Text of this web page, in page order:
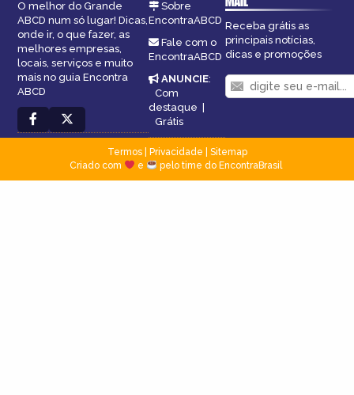
O melhor do Grande
ABCD num só lugar! Dicas,
onde ir, o que fazer, as
melhores empresas,
locais, serviços e muito
mais no guia Encontra
ABCD
Sobre
EncontraABCD
Fale com o
EncontraABCD
ANUNCIE:
Com
destaque
Grátis
Receba grátis as
principais notícias,
dicas e promoções
Termos| Privacidade
Sitemap
Criado com
e pelo time do EncontraBrasil